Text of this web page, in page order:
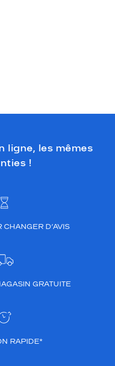
ligne, les mêmes
!
D’AVIS
GRATUITE
RAPIDE*